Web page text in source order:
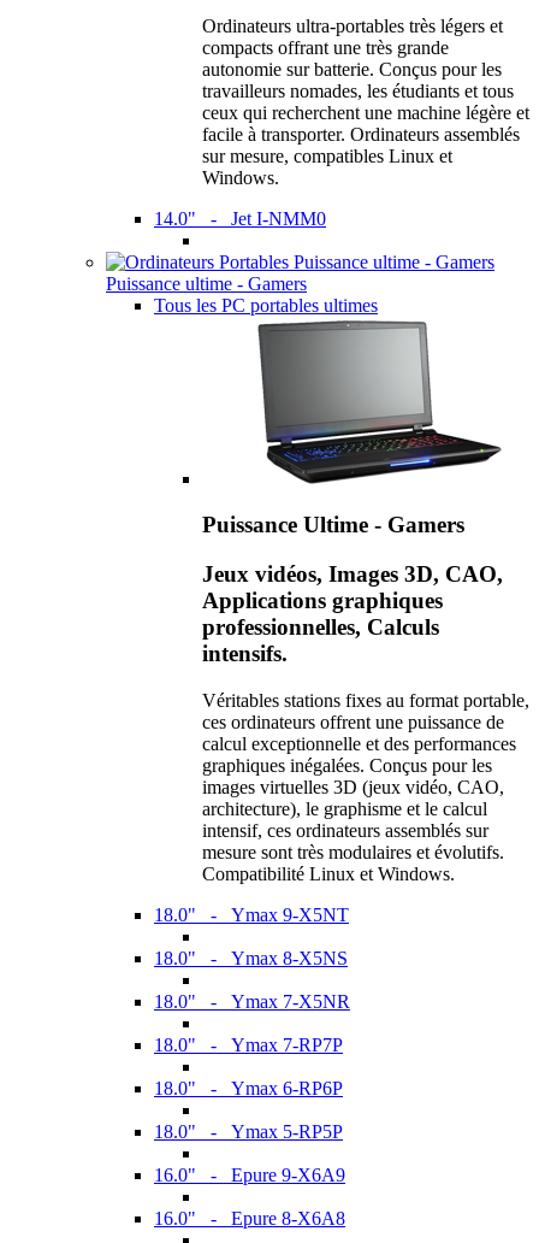
Ordinateurs ultra-portables très légers et
compacts offrant une très grande
autonomie sur batterie. Conçus pour les
travailleurs nomades, les étudiants et tous
ceux qui recherchent une machine légère et
facile à transporter. Ordinateurs assemblés
sur mesure, compatibles Linux et
Windows.
14.0" - Jet I-NMM0
Puissance ultime - Gamers
Tous les PC portables ultimes
Puissance Ultime - Gamers
Jeux vidéos, Images 3D, CAO,
Applications graphiques
professionnelles, Calculs
intensifs.
Véritables stations fixes au format portable,
ces ordinateurs offrent une puissance de
calcul exceptionnelle et des performances
graphiques inégalées. Conçus pour les
images virtuelles 3D (jeux vidéo, CAO,
architecture), le graphisme et le calcul
intensif, ces ordinateurs assemblés sur
mesure sont très modulaires et évolutifs.
Compatibilité Linux et Windows.
18.0" - Ymax 9-X5NT
18.0" - Ymax 8-X5NS
18.0" - Ymax 7-X5NR
18.0" - Ymax 7-RP7P
18.0" - Ymax 6-RP6P
18.0" - Ymax 5-RP5P
16.0" - Epure 9-X6A9
16.0" - Epure 8-X6A8